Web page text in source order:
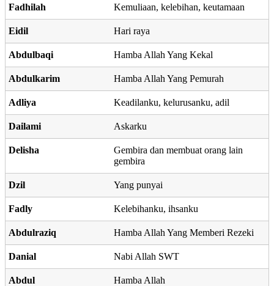
Fadhilah Kemuliaan, kelebihan, keutamaan
Eidil Hari raya
Abdulbaqi Hamba Allah Yang Kekal
Abdulkarim Hamba Allah Yang Pemurah
Adliya Keadilanku, kelurusanku, adil
Dailami Askarku
Delisha
Gembira dan membuat orang lain
gembira
Dzil Yang punyai
Fadly Kelebihanku, ihsanku
Abdulraziq Hamba Allah Yang Memberi Rezeki
Danial Nabi Allah SWT
Abdul Hamba Allah